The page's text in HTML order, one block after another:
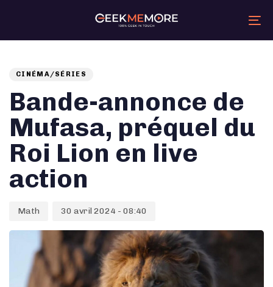
Skip
CINÉMA/SÉRIES
Bande-annonce de
Mufasa, préquel du
Roi Lion en live
action
Math 30 avril 2024 - 08:40